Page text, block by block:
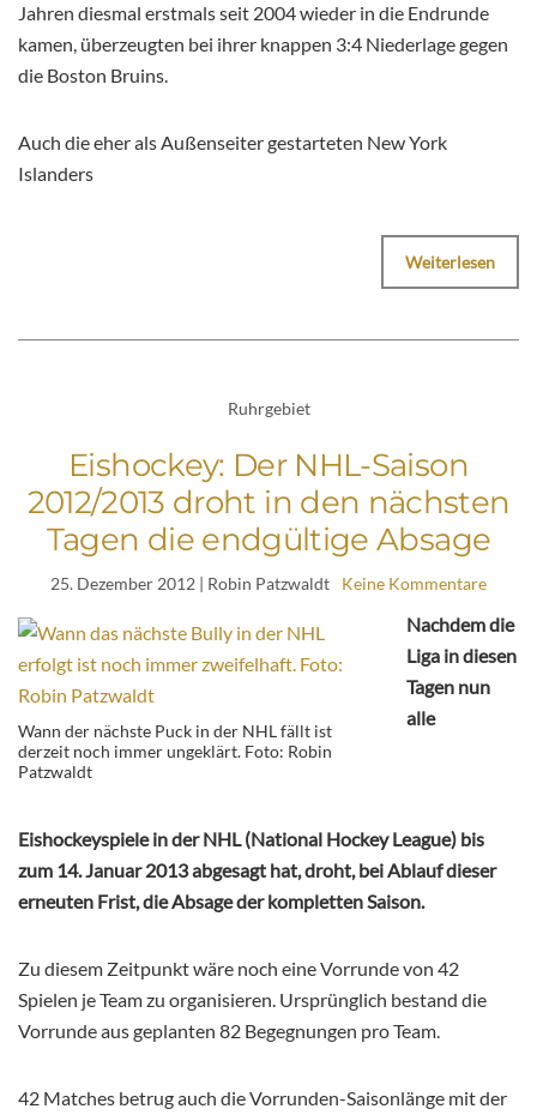
Jahren diesmal erstmals seit 2004 wieder in die Endrunde
kamen, überzeugten bei ihrer knappen 3:4 Niederlage gegen
die Boston Bruins.
Auch die eher als Außenseiter gestarteten New York
Islanders
Weiterlesen
Ruhrgebiet
Eishockey: Der NHL-Saison
2012/2013 droht in den nächsten
Tagen die endgültige Absage
25. Dezember 2012 | Robin Patzwaldt Keine Kommentare
Wann der nächste Puck in der NHL fällt ist
derzeit noch immer ungeklärt. Foto: Robin
Patzwaldt
Nachdem die
Liga in diesen
Tagen nun
alle
Eishockeyspiele in der NHL (National Hockey League) bis
zum 14. Januar 2013 abgesagt hat, droht, bei Ablauf dieser
erneuten Frist, die Absage der kompletten Saison.
Zu diesem Zeitpunkt wäre noch eine Vorrunde von 42
Spielen je Team zu organisieren. Ursprünglich bestand die
Vorrunde aus geplanten 82 Begegnungen pro Team.
42 Matches betrug auch die Vorrunden-Saisonlänge mit der